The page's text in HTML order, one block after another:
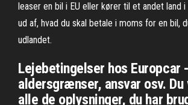
leaser en bil i EU eller kører til et andet land
ud af, hvad du skal betale i moms for en bil,
udlandet.
Lejebetingelser hos Europcar
aldersgrænser, ansvar osv.
alle de oplysninger, du har